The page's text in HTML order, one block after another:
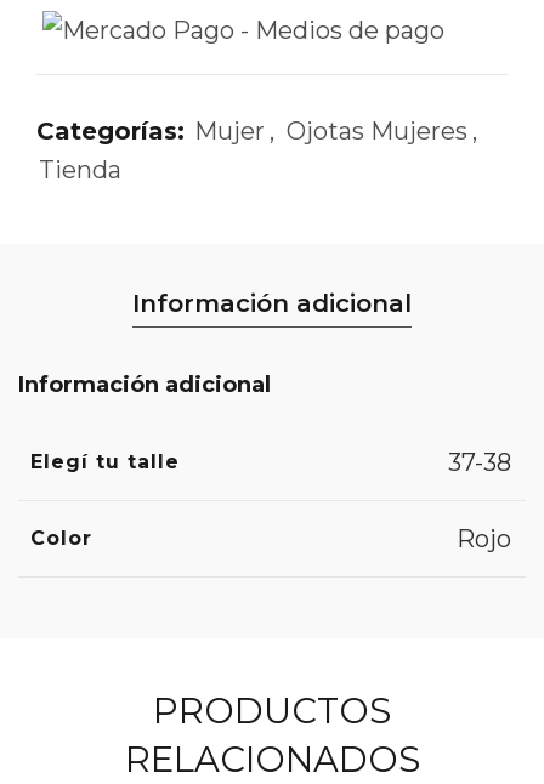
Categorías: Mujer , Ojotas Mujeres ,
Tienda
Información adicional
Información adicional
Elegí tu talle 37-38
Color Rojo
PRODUCTOS
RELACIONADOS